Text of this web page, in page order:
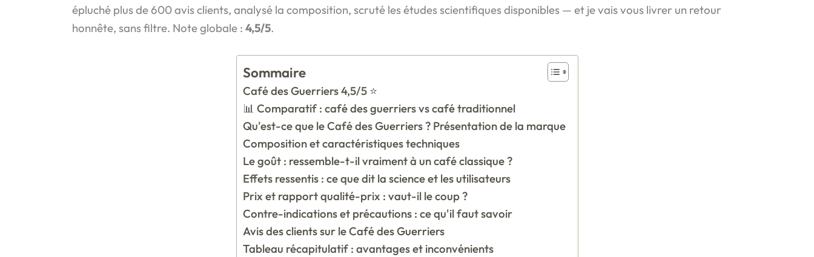
épluché plus de 600 avis clients, analysé la composition, scruté les études scientifiques disponibles — et je vais vous livrer un retour
honnête, sans filtre. Note globale : 4,5/5.
Sommaire
Café des Guerriers 4,5/5 ⭐
📊 Comparatif : café des guerriers vs café traditionnel
Qu'est-ce que le Café des Guerriers ? Présentation de la marque
Composition et caractéristiques techniques
Le goût : ressemble-t-il vraiment à un café classique ?
Effets ressentis : ce que dit la science et les utilisateurs
Prix et rapport qualité-prix : vaut-il le coup ?
Contre-indications et précautions : ce qu'il faut savoir
Avis des clients sur le Café des Guerriers
Tableau récapitulatif : avantages et inconvénients